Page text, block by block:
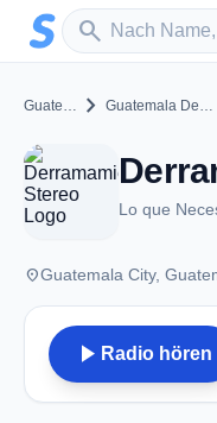
Zum Hauptinhalt springen
search
Sender suchen
Guatemala chevron_right Guatemala Department
placeGuatemala City,
play_arrow Radio hören